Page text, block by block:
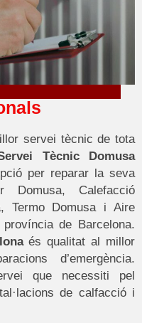
servei tècnic de tota
Tècnic Domusa
per reparar la seva
Domusa, Calefacció
Termo Domusa i Aire
de Barcelona.
és qualitat al millor
d’emergència.
que necessiti pel
de calfacció i